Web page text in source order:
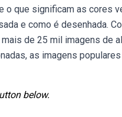
o que significam as cores
e como é desenhada.
de 25 mil imagens de
as imagens
below.